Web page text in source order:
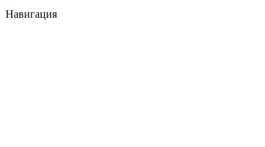
Навигация